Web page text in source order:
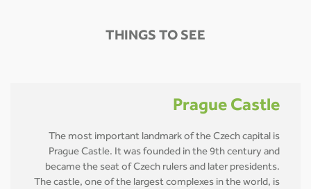
THINGS TO SEE
Prague Castle
The most important landmark of the Czech capital is
Prague Castle. It was founded in the 9th century and
became the seat of Czech rulers and later presidents.
The castle, one of the largest complexes in the world, is